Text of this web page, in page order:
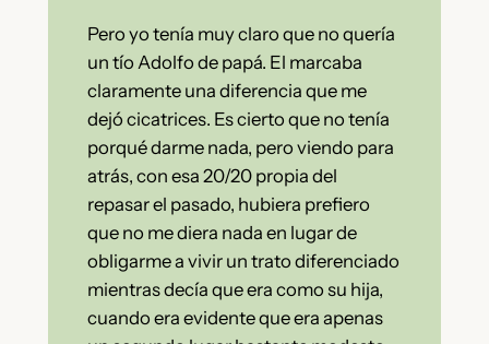
Pero yo tenía muy claro que no quería
un tío Adolfo de papá. El marcaba
claramente una diferencia que me
dejó cicatrices. Es cierto que no tenía
porqué darme nada, pero viendo para
atrás, con esa 20/20 propia del
repasar el pasado, hubiera prefiero
que no me diera nada en lugar de
obligarme a vivir un trato diferenciado
mientras decía que era como su hija,
cuando era evidente que era apenas